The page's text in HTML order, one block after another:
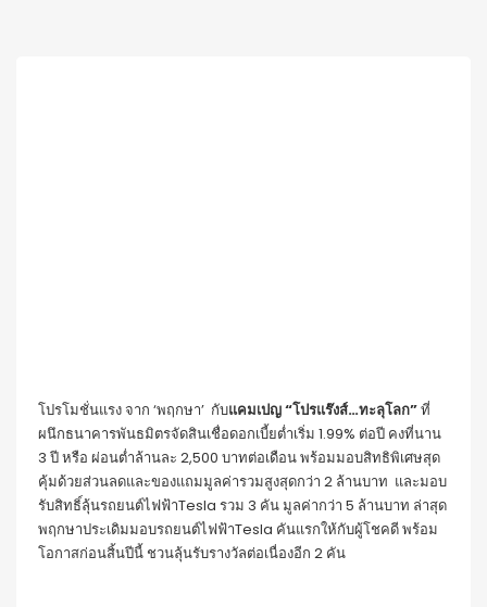
โปรโมชั่นแรง จาก ‘พฤกษา’ กับแคมเปญ “โปรแร๊งส์…ทะลุโลก”ที่
ผนึกธนาคารพันธมิตรจัดสินเชื่อดอกเบี้ยต่ำเริ่ม 1.99% ต่อปี คงที่นาน
3 ปี หรือ ผ่อนต่ำล้านละ 2,500 บาทต่อเดือน พร้อมมอบสิทธิพิเศษสุด
คุ้มด้วยส่วนลดและของแถมมูลค่ารวมสูงสุดกว่า 2 ล้านบาท และมอบ
รับสิทธิ์ลุ้นรถยนต์ไฟฟ้าTesla รวม 3 คัน มูลค่ากว่า 5 ล้านบาท ล่าสุด
พฤกษาประเดิมมอบรถยนต์ไฟฟ้าTesla คันแรกให้กับผู้โชคดี พร้อม
โอกาสก่อนสิ้นปีนี้ ชวนลุ้นรับรางวัลต่อเนื่องอีก 2 คัน